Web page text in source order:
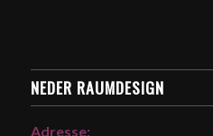
NEDER RAUMDESIGN
Adresse: